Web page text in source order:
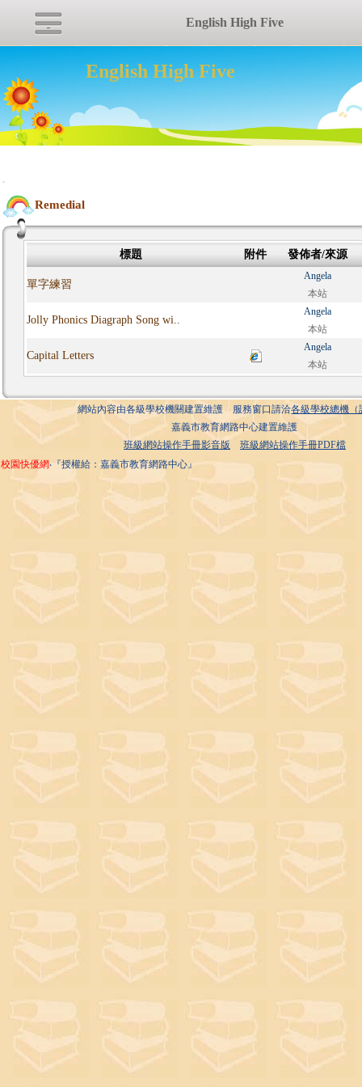
English High Five
:::
Remedial
標題 附件 發佈者/來源
單字練習
Angela
本站
Jolly Phonics Diagraph Song wi..
Angela
本站
Capital Letters
Angela
本站
網站內容由各級學校機關建置維護 服務窗口請洽各級學校總機（
嘉義市教育網路中心建置維護
班級網站操作手冊影音版
班級網站操作手冊PDF檔
校園快優網‧『授權給：嘉義市教育網路中心』
English High Five